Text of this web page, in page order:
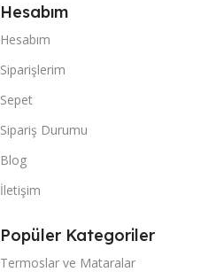
Hesabım
Hesabım
Siparişlerim
Sepet
Sipariş Durumu
Blog
İletişim
Popüler Kategoriler
Termoslar ve Mataralar